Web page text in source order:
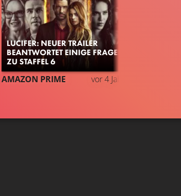
LUCIFER: NEUER TRAILER
BEANTWORTET EINIGE FRAGEN
ZU STAFFEL 6
AMAZON PRIME vor 4 Jahren